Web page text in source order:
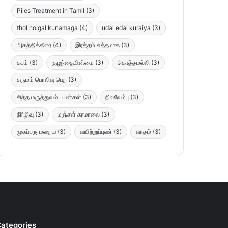
Piles Treatment in Tamil (3)
thol noigal kunamaga (4) udal edai kuraiya (3)
அகத்திக்கீரை (4) இரத்தம் சுத்தமாக (3)
கபம் (3) குழந்தையின்மை (3) கொத்தமல்லி (3)
சருமம் பொலிவு பெற (3)
சித்த மருத்துவம் பயன்கள் (3) நிலவேம்பு (3)
நீரிழிவு (3) மஞ்சள் காமாலை (3)
முகப்பரு மறைய (3) வயிற்றுப்புண் (3) வாதம் (3)